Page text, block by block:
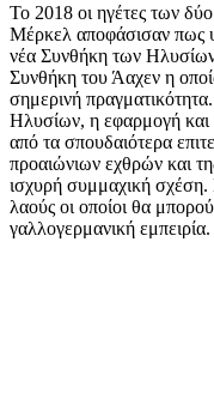
Το 2018 οι ηγέτες των
Μέρκελ αποφάσισαν πως
νέα Συνθήκη των
Συνθήκη του Άαχεν η
σημερινή
Ηλυσίων, η εφαρμογή και
από τα σπουδαιότερα
προαιώνιων εχθρών και
ισχυρή συμμαχική σχέση.
λαούς οι οποίοι θα
γαλλογερμανική εμπειρία.